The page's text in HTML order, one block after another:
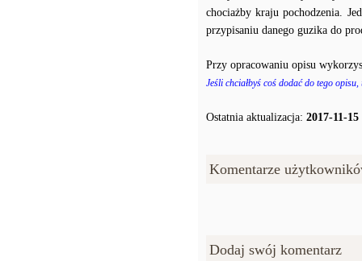
chociażby kraju pochodzenia.
przypisaniu danego guzika do
Przy opracowaniu opisu
Jeśli chciałbyś coś dodać do tego
Ostatnia aktualizacja: 2017-11-15
Komentarze
Dodaj swój komentarz